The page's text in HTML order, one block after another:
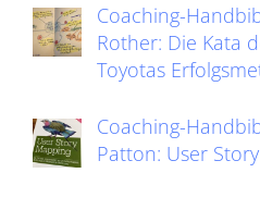
Coaching-
Rother: Die Kata
Toyotas
Coaching-
Patton: User